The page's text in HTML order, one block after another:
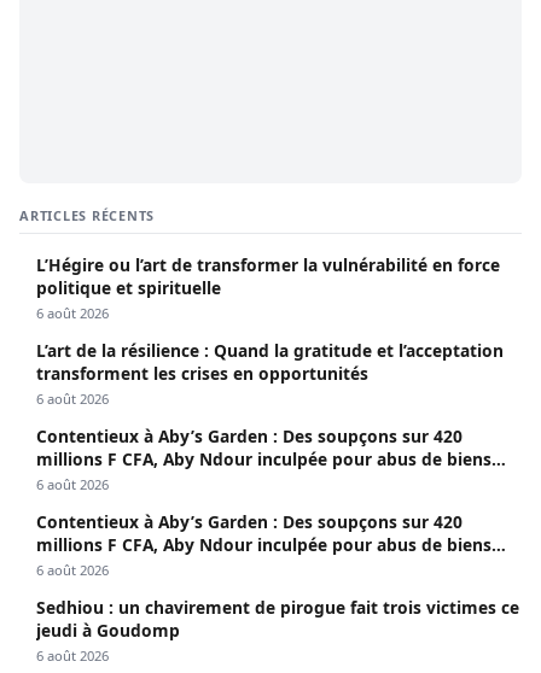
ARTICLES RÉCENTS
L’Hégire ou l’art de transformer la vulnérabilité en force
politique et spirituelle
6 août 2026
L’art de la résilience : Quand la gratitude et l’acceptation
transforment les crises en opportunités
6 août 2026
Contentieux à Aby’s Garden : Des soupçons sur 420
millions F CFA, Aby Ndour inculpée pour abus de biens
sociaux
6 août 2026
Contentieux à Aby’s Garden : Des soupçons sur 420
millions F CFA, Aby Ndour inculpée pour abus de biens
sociaux
6 août 2026
Sedhiou : un chavirement de pirogue fait trois victimes ce
jeudi à Goudomp
6 août 2026